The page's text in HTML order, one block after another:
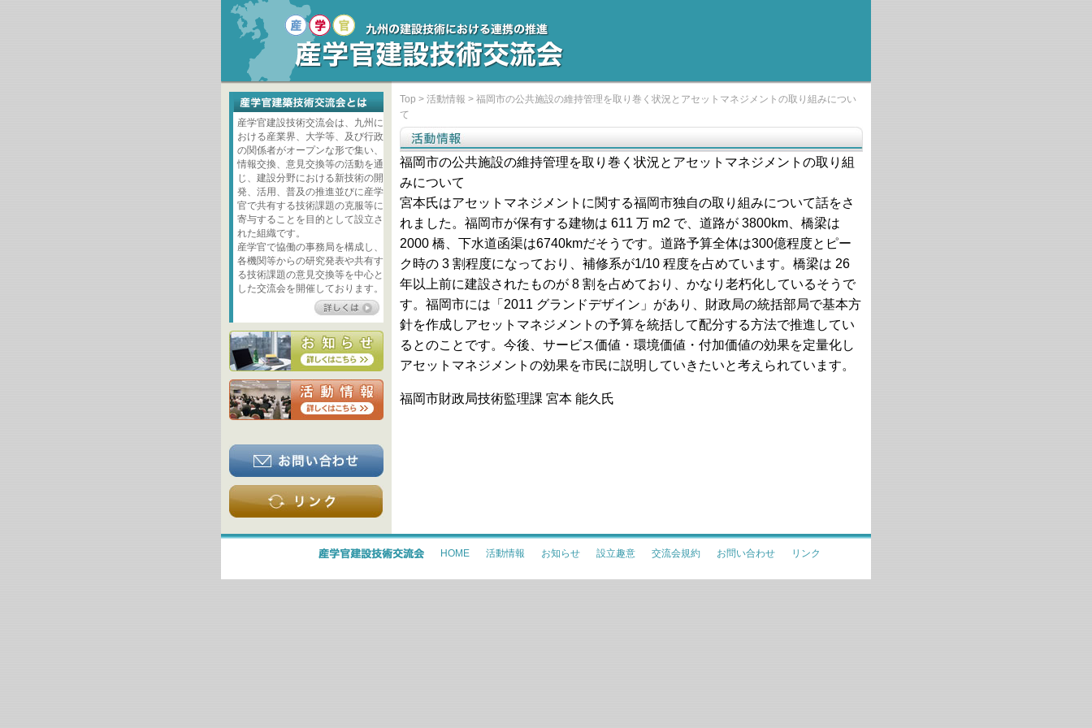
産学官建設技術交流会は、九州に
おける産業界、大学等、及び行政
の関係者がオープンな形で集い、
情報交換、意見交換等の活動を通
じ、建設分野における新技術の開
発、活用、普及の推進並びに産学
官で共有する技術課題の克服等に
寄与することを目的として設立さ
れた組織です。
産学官で協働の事務局を構成し、
各機関等からの研究発表や共有す
る技術課題の意見交換等を中心と
した交流会を開催しております。
Top > 活動情報 > 福岡市の公共施設の維持管理を取り巻く状況とアセットマネジメントの取り組みについ
て
福岡市の公共施設の維持管理を取り巻く状況とアセットマネジメントの取り組
みについて
宮本氏はアセットマネジメントに関する福岡市独自の取り組みについて話をさ
れました。福岡市が保有する建物は 611 万 m2 で、道路が 3800km、橋梁は
2000 橋、下水道函渠は6740kmだそうです。道路予算全体は300億程度とピー
ク時の 3 割程度になっており、補修系が1/10 程度を占めています。橋梁は 26
年以上前に建設されたものが 8 割を占めており、かなり老朽化しているそうで
す。福岡市には「2011 グランドデザイン」があり、財政局の統括部局で基本方
針を作成しアセットマネジメントの予算を統括して配分する方法で推進してい
るとのことです。今後、サービス価値・環境価値・付加価値の効果を定量化し
アセットマネジメントの効果を市民に説明していきたいと考えられています。
福岡市財政局技術監理課 宮本 能久氏
HOME 活動情報 お知らせ 設立趣意 交流会規約 お問い合わせ リンク